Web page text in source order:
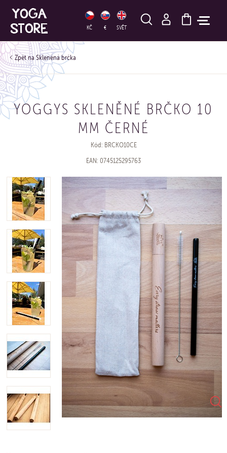
KČ € SVĚT
HLEDAT
Skleněná brčka
YOGGYS SKLENĚNÉ BRČKO 10
MM ČERNÉ
Kód: BRCKO10CE
EAN: 0745125295763